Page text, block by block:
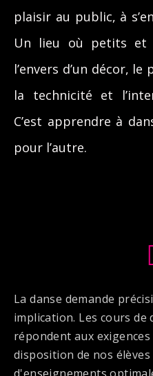
plaisir au public, à
Un lieu où petits et
l’envers d’un décor,
la technicité et
C’est apprendre à
pour l’autre.
La danse demande
implication. Les cours de
répondent aux
disposition de nos